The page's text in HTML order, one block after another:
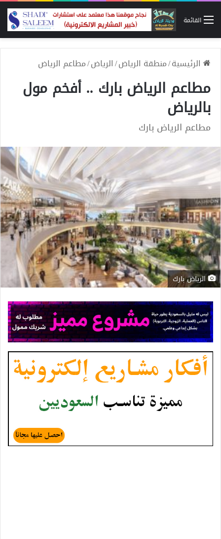
القائمة
الرئيسية/منطقة الرياض/الرياض/مطاعم الرياض
مطاعم الرياض بارك .. أفخم مول
بالرياض
مطاعم الرياض بارك
الرياض بارك